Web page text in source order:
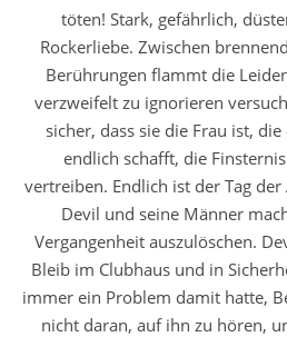
töten! Stark, gefährlich,
Rockerliebe. Zwischen
Berührungen flammt die
verzweifelt zu ignorieren
sicher, dass sie die Frau ist,
endlich schafft, die
vertreiben. Endlich ist der Tag
Devil und seine Männer
Vergangenheit auszulöschen.
Bleib im Clubhaus und in
immer ein Problem damit hatte,
nicht daran, auf ihn zu hören,